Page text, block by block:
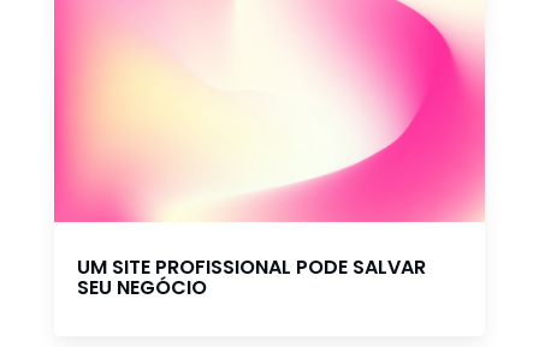
UM SITE PROFISSIONAL PODE SALVAR
SEU NEGÓCIO